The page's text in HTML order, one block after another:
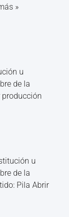
»
u
de la
producción
u
de la
Pila Abrir